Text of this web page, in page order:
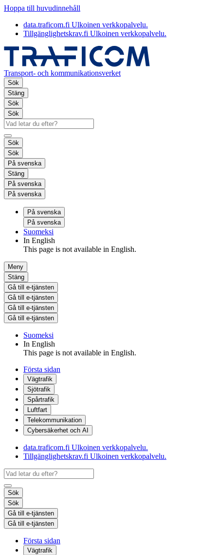
Hoppa till huvudinnehåll
data.traficom.fi Ulkoinen verkkopalvelu.
Tillgänglighetskrav.fi Ulkoinen verkkopalvelu.
Transport- och kommunikationsverket
Sök
Stäng
Sök
Sök
Sök
Sök
På svenska
Stäng
På svenska
På svenska
På svenska
På svenska
Suomeksi
In English
This page is not available in English.
Meny
Stäng
Gå till e-tjänsten
Gå till e-tjänsten
Gå till e-tjänsten
Gå till e-tjänsten
Suomeksi
In English
This page is not available in English.
Första sidan
Vägtrafik
Sjötrafik
Spårtrafik
Luftfart
Telekommunikation
Cybersäkerhet och AI
data.traficom.fi Ulkoinen verkkopalvelu.
Tillgänglighetskrav.fi Ulkoinen verkkopalvelu.
Sök
Sök
Gå till e-tjänsten
Gå till e-tjänsten
Första sidan
Vägtrafik